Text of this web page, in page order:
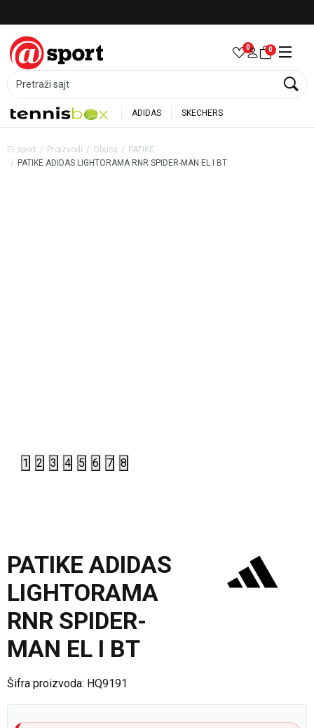
Pretraži sajt
0 0
ADIDAS SKECHERS
Et sport Proizvodi Obuća
PATIKE
PATIKE ADIDAS LIGHTORAMA RNR SPIDER-MAN EL I BT
1 2 3 4 5 6 7 8
PATIKE ADIDAS
LIGHTORAMA
RNR SPIDER-
MAN EL I BT
Šifra proizvoda: HQ9191